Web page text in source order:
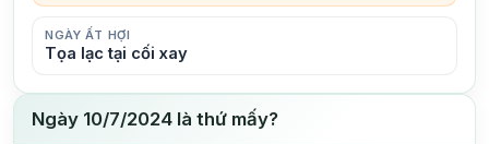
NGÀY ẤT HỢI
Tọa lạc tại cối xay
Ngày 10/7/2024 là thứ mấy?